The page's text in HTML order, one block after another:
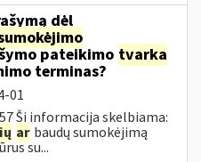
dėl
pateikimo tvarka
terminas?
01
Ši informacija skelbiama:
ar baudų sumokėjimą
su...